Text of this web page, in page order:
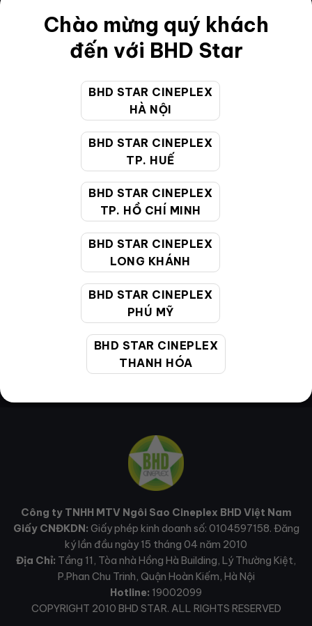
Chào mừng quý khách
đến với BHD Star
BHD STAR CINEPLEX
HÀ NỘI
BHD STAR CINEPLEX
TP. HUẾ
BHD STAR CINEPLEX
TP. HỒ CHÍ MINH
BHD STAR CINEPLEX
LONG KHÁNH
BHD STAR CINEPLEX
PHÚ MỸ
BHD STAR CINEPLEX
THANH HÓA
Điều khoản
Hướng dẫn đặt vé trực tuyến
Quy định và chính sách chung
Chính sách bảo vệ thông tin cá nhân của người tiêu
CHĂM SÓC KHÁCH HÀNG
19002099
Giờ làm việc: 9:00 - 22:00 (Tất cả các ngày bao
cskh@bhdstar.vn
Công ty TNHH MTV Ngôi Sao Cineplex BHD Việt Nam
Giấy CNĐKDN: Giấy phép kinh doanh số: 0104597158. Đăng
ký lần đầu ngày 15 tháng 04 năm 2010
Địa Chỉ: Tầng 11, Tòa nhà Hồng Hà Building, Lý Thường Kiệt,
P.Phan Chu Trinh, Quận Hoàn Kiếm, Hà Nội
Hotline: 19002099
COPYRIGHT 2010 BHD STAR. ALL RIGHTS RESERVED